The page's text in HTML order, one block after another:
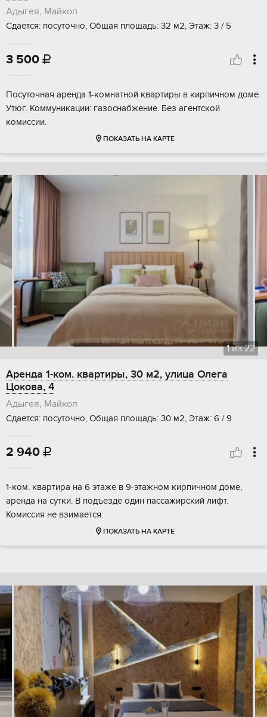
Адыгея, Майкоп
Сдается: посуточно, Общая площадь: 32 м2, Этаж: 3 / 5
3 500 
Посуточная аренда 1-комнатной квартиры в кирпичном доме.
Утюг. Коммуникации: газоснабжение. Без агентской
комиссии.
ПОКАЗАТЬ НА КАРТЕ
1из22
Аренда 1-ком. квартиры, 30 м2, улица Олега
Цокова, 4
Адыгея, Майкоп
Сдается: посуточно, Общая площадь: 30 м2, Этаж: 6 / 9
2 940 
1-ком. квартира на 6 этаже в 9-этажном кирпичном доме,
аренда на сутки. В подъезде один пассажирский лифт.
Комиссия не взимается.
ПОКАЗАТЬ НА КАРТЕ